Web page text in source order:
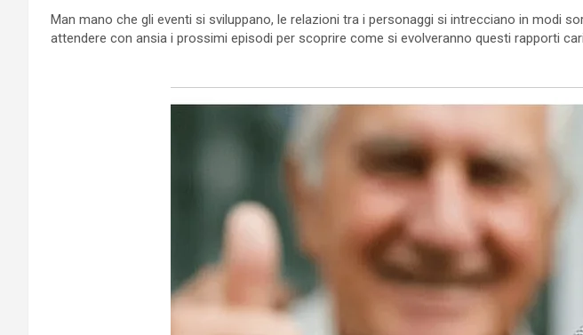
Man mano che gli eventi si sviluppano, le relazioni tra i personaggi si intrecciano in modi
attendere con ansia i prossimi episodi per scoprire come si evolveranno questi rapporti